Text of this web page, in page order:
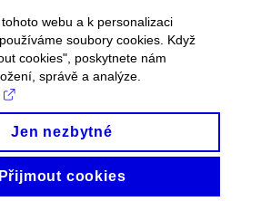
webu a k personalizaci
soubory cookies. Když
cookies", poskytnete nám
správě a analýze.
Jen nezbytné
Přijmout cookies